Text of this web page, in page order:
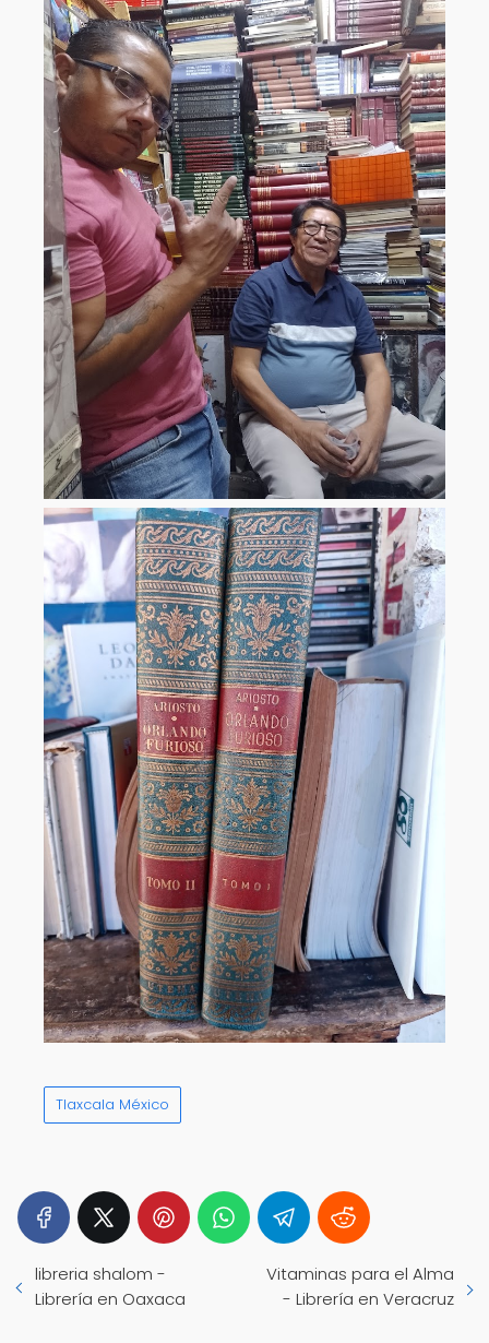
Tlaxcala México
libreria shalom -
Librería en Oaxaca
Vitaminas para el Alma
- Librería en Veracruz